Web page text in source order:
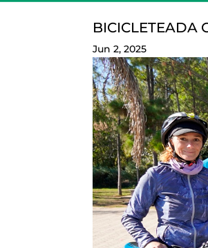
BICICLETEADA
Jun 2, 2025